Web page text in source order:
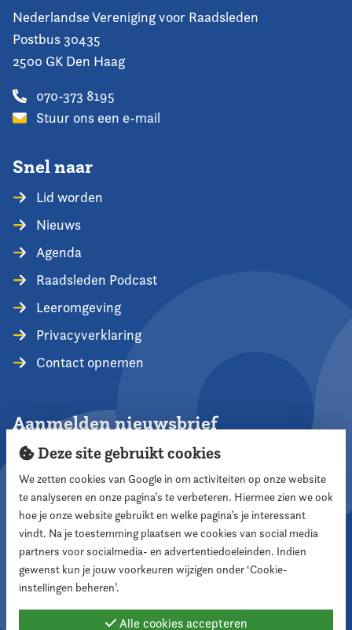
Nederlandse Vereniging voor Raadsleden
Postbus 30435
2500 GK Den Haag
070-373 8195
Stuur ons een e-mail
Snel naar
Lid worden
Nieuws
Agenda
Raadsleden Podcast
Leeromgeving
Privacyverklaring
Contact opnemen
Aanmelden nieuwsbrief
Aanmelden
Volg ons
Deze site gebruikt cookies
We zetten cookies van Google in om activiteiten op onze website
te analyseren en onze pagina’s te verbeteren. Hiermee zien we ook
hoe je onze website gebruikt en welke pagina’s je interessant
vindt. Na je toestemming plaatsen we cookies van social media
partners voor socialmedia- en advertentiedoeleinden. Indien
gewenst kun je jouw voorkeuren wijzigen onder ‘Cookie-
instellingen beheren’.
Alle cookies accepteren